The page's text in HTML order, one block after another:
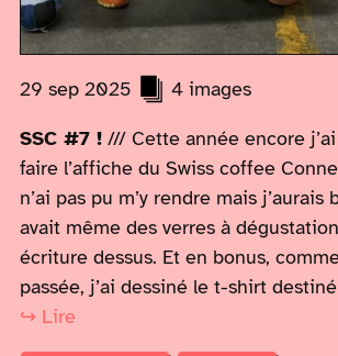
29 sep 2025 4 images
SSC #7 ! /// Cette année encore
faire l’affiche du Swiss coffee
n’ai pas pu m’y rendre mais
avait même des verres à
écriture dessus. Et en bonus,
passée, j’ai dessiné le t-shirt
↪ Lire